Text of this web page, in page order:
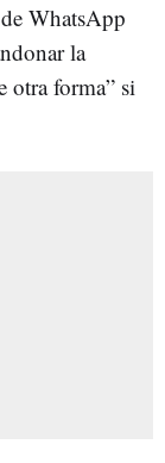
WhatsApp
la
otra forma” si